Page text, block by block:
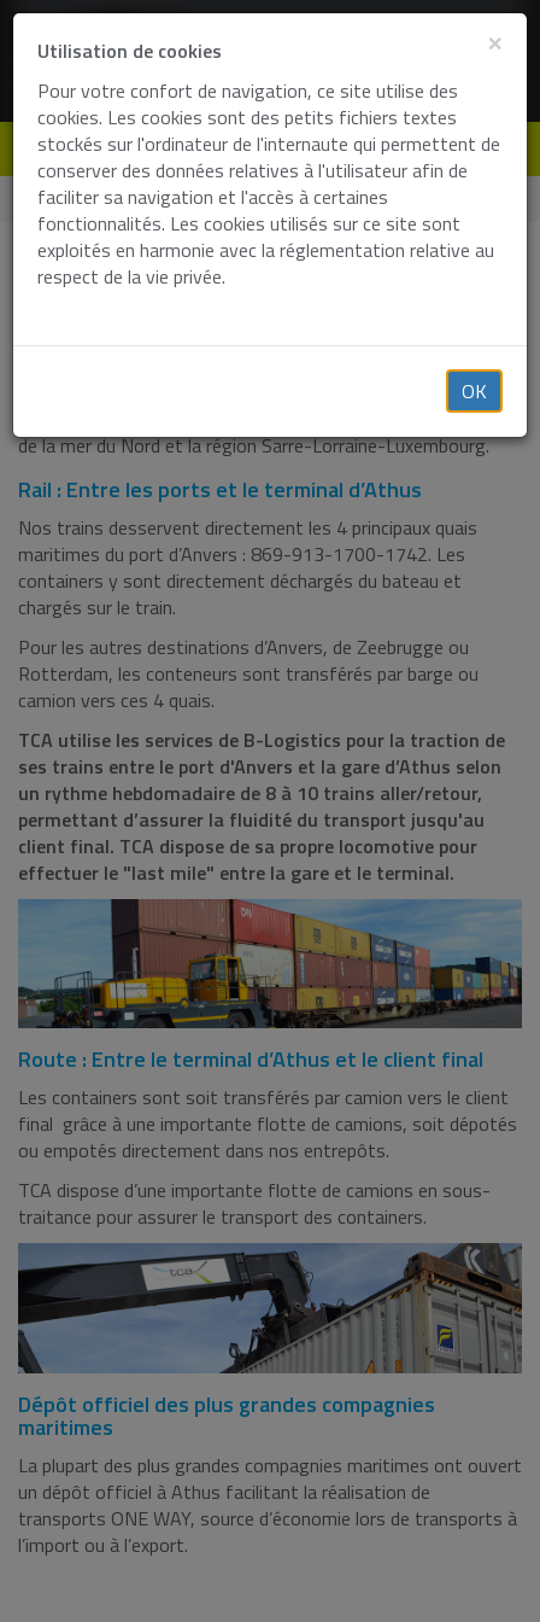
de en fr
nl
Home
Solutions Transport de containers
Demande de prix
Transport de containers import-export
Le Terminal Container Athus (TCA) est spécialisé dans le
transport rail-route de containers maritimes entre les ports
de la mer du Nord et la région Sarre-Lorraine-Luxembourg.
Rail : Entre les ports et le terminal d’Athus
Nos trains desservent directement les 4 principaux quais
maritimes du port d’Anvers : 869-913-1700-1742. Les
containers y sont directement déchargés du bateau et
chargés sur le train.
Pour les autres destinations d’Anvers, de Zeebrugge ou
Rotterdam, les conteneurs sont transférés par barge ou
camion vers ces 4 quais.
TCA utilise les services de B-Logistics pour la traction de
ses trains entre le port d'Anvers et la gare d’Athus selon
un rythme hebdomadaire de 8 à 10 trains aller/retour,
permettant d’assurer la fluidité du transport jusqu'au
client final. TCA dispose de sa propre locomotive pour
effectuer le "last mile" entre la gare et le terminal.
Route : Entre le terminal d’Athus et le client final
Les containers sont soit transférés par camion vers le client
final grâce à une importante flotte de camions, soit dépotés
ou empotés directement dans nos entrepôts.
TCA dispose d’une importante flotte de camions en sous-
traitance pour assurer le transport des containers.
Dépôt officiel des plus grandes compagnies
maritimes
La plupart des plus grandes compagnies maritimes ont ouvert
un dépôt officiel à Athus facilitant la réalisation de
transports ONE WAY, source d’économie lors de transports à
l’import ou à l’export.
×
Utilisation de cookies
Pour votre confort de navigation, ce site utilise des
cookies. Les cookies sont des petits fichiers textes
stockés sur l'ordinateur de l'internaute qui permettent de
conserver des données relatives à l'utilisateur afin de
faciliter sa navigation et l'accès à certaines
fonctionnalités. Les cookies utilisés sur ce site sont
exploités en harmonie avec la réglementation relative au
respect de la vie privée.
OK